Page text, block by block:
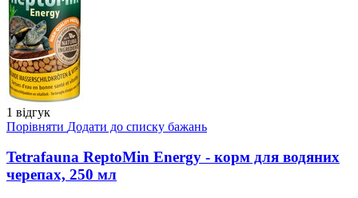
1 відгук
Порівняти Додати до списку бажань
Tetrafauna ReptoMin Energy - корм для водяних
черепах, 250 мл